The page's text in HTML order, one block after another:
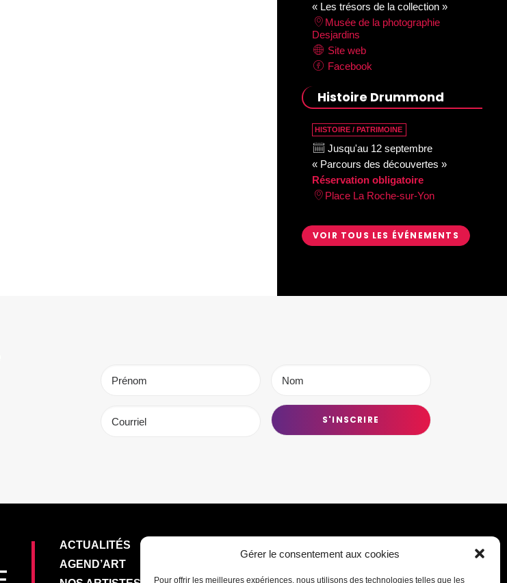
Gérer le consentement aux cookies
Pour offrir les meilleures expériences, nous utilisons des technologies telles que les
« Les trésors de la collection »
Musée de la photographie
Desjardins
Site web
Facebook
Histoire Drummond
HISTOIRE / PATRIMOINE
Jusqu'au 12 septembre
« Parcours des découvertes »
Réservation obligatoire
Place La Roche-sur-Yon
VOIR TOUS LES ÉVÉNEMENTS
ACTUALITÉS
AGEND’ART